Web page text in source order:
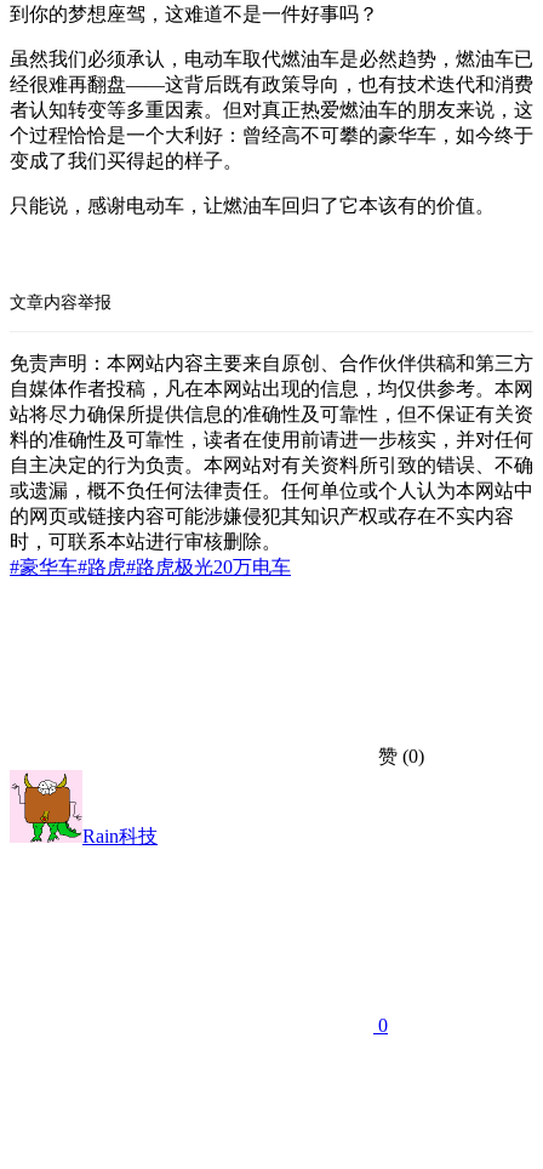
到你的梦想座驾，这难道不是一件好事吗？
虽然我们必须承认，电动车取代燃油车是必然趋势，燃油车已
经很难再翻盘——这背后既有政策导向，也有技术迭代和消费
者认知转变等多重因素。但对真正热爱燃油车的朋友来说，这
个过程恰恰是一个大利好：曾经高不可攀的豪华车，如今终于
变成了我们买得起的样子。
只能说，感谢电动车，让燃油车回归了它本该有的价值。
文章内容举报
免责声明：本网站内容主要来自原创、合作伙伴供稿和第三方
自媒体作者投稿，凡在本网站出现的信息，均仅供参考。本网
站将尽力确保所提供信息的准确性及可靠性，但不保证有关资
料的准确性及可靠性，读者在使用前请进一步核实，并对任何
自主决定的行为负责。本网站对有关资料所引致的错误、不确
或遗漏，概不负任何法律责任。任何单位或个人认为本网站中
的网页或链接内容可能涉嫌侵犯其知识产权或存在不实内容
时，可联系本站进行审核删除。
#豪华车#路虎#路虎极光20万电车
赞 (0)
Rain科技
0